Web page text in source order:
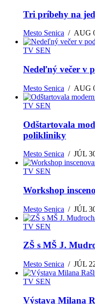
Tri príbehy na
Mesto Senica /AUG
TV SEN
Nedeľný večer v
Mesto Senica /AUG
TV SEN
Odštartovala
polikliniky
Mesto Senica /JÚL
TV SEN
Workshop
Mesto Senica /JÚL
TV SEN
ZŠ s MŠ J.
Mesto Senica /JÚL
TV SEN
Výstava Milana